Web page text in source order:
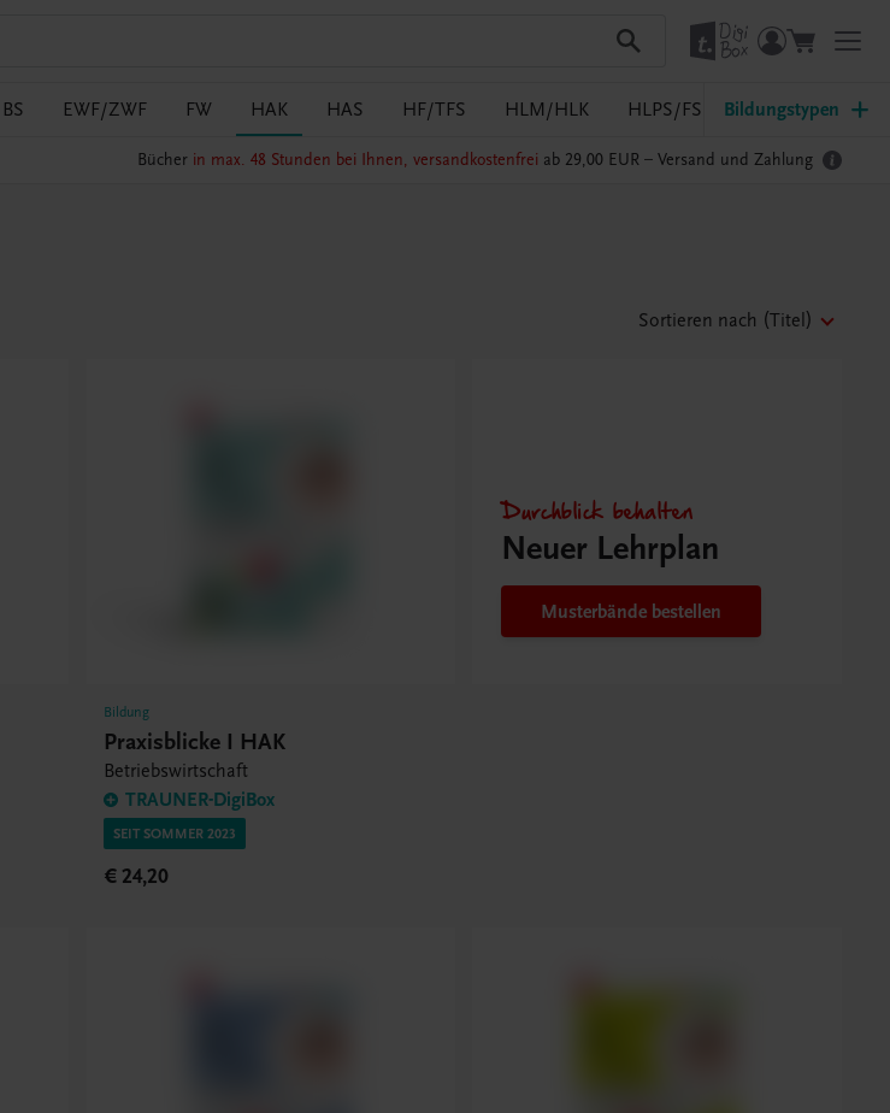
BS EWF/ZWF FW HAK HAS HF/TFS HLM/HLK HLPS/FSB HLT/Kolleg
Bildungstypen
Bücher in max. 48 Stunden bei Ihnen, versandkostenfrei ab 29,00 EUR – Versand und Zahlung
Sortieren nach (Titel)
Bildung
Praxisblicke I HAK
Betriebswirtschaft
TRAUNER-DigiBox
SEIT SOMMER 2023
€ 24,20
Durchblick behalten
Neuer Lehrplan
Musterbände bestellen